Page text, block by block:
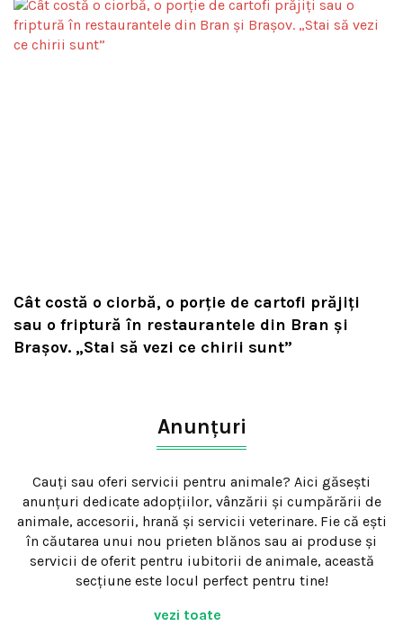
Cât costă o ciorbă, o porţie de cartofi prăjiţi
sau o friptură în restaurantele din Bran şi
Braşov. „Stai să vezi ce chirii sunt”
Anunțuri
Cauți sau oferi servicii pentru animale? Aici găsești
anunțuri dedicate adopțiilor, vânzării și cumpărării de
animale, accesorii, hrană și servicii veterinare. Fie că ești
în căutarea unui nou prieten blănos sau ai produse și
servicii de oferit pentru iubitorii de animale, această
secțiune este locul perfect pentru tine!
vezi toate